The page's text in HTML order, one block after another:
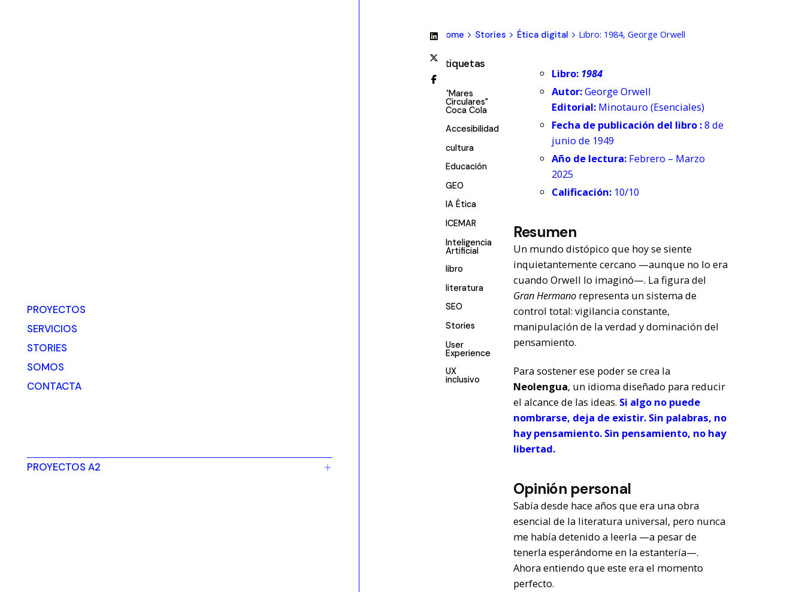
PROYECTOS
SERVICIOS
STORIES
SOMOS
CONTACTA
PROYECTOS A2
Home Stories Ética digital Libro: 1984, George Orwell
Etiquetas
"Mares
Circulares"
Coca Cola
Accesibilidad
cultura
Educación
GEO
IA Ética
ICEMAR
Inteligencia
Artificial
libro
literatura
SEO
Stories
User
Experience
UX
inclusivo
Libro: 1984
Autor:George Orwell
Editorial:Minotauro (Esenciales)
Fecha de publicación del libro :8 de
junio de 1949
Año de lectura:Febrero – Marzo
2025
Calificación: 10/10
Resumen
Un mundo distópico que hoy se siente
inquietantemente cercano —aunque no lo era
cuando Orwell lo imaginó—. La figura del
Gran Hermanorepresenta un sistema de
control total: vigilancia constante,
manipulación de la verdad y dominación del
pensamiento.
Para sostener ese poder se crea la
Neolengua, un idioma diseñado para reducir
el alcance de las ideas. Si algo no puede
nombrarse, deja de existir. Sin palabras, no
hay pensamiento. Sin pensamiento, no hay
libertad.
Opinión personal
Sabía desde hace años que era una obra
esencial de la literatura universal, pero nunca
me había detenido a leerla —a pesar de
tenerla esperándome en la estantería—.
Ahora entiendo que este era el momento
perfecto.